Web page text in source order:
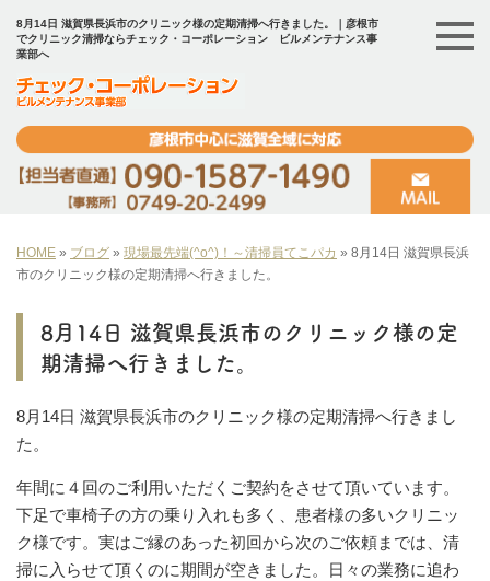
8月14日 滋賀県長浜市のクリニック様の定期清掃へ行きました。｜彦根市
でクリニック清掃ならチェック・コーポレーション ビルメンテナンス事
業部へ
HOME » ブログ » 現場最先端(^o^)！～清掃員てこパカ » 8月14日 滋賀県長浜
市のクリニック様の定期清掃へ行きました。
8月14日 滋賀県長浜市のクリニック様の定
期清掃へ行きました。
8月14日 滋賀県長浜市のクリニック様の定期清掃へ行きまし
た。
年間に４回のご利用いただくご契約をさせて頂いています。
下足で車椅子の方の乗り入れも多く、患者様の多いクリニッ
ク様です。実はご縁のあった初回から次のご依頼までは、清
掃に入らせて頂くのに期間が空きました。日々の業務に追わ